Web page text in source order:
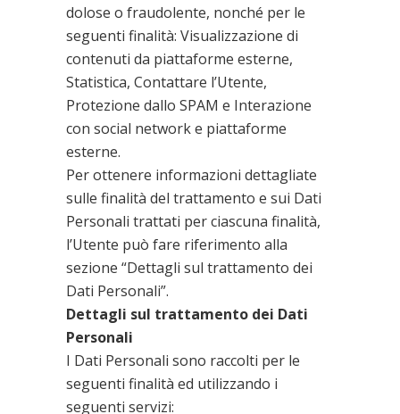
dolose o fraudolente, nonché per le
seguenti finalità: Visualizzazione di
contenuti da piattaforme esterne,
Statistica, Contattare l’Utente,
Protezione dallo SPAM e Interazione
con social network e piattaforme
esterne.
Per ottenere informazioni dettagliate
sulle finalità del trattamento e sui Dati
Personali trattati per ciascuna finalità,
l’Utente può fare riferimento alla
sezione “Dettagli sul trattamento dei
Dati Personali”.
Dettagli sul trattamento dei Dati
Personali
I Dati Personali sono raccolti per le
seguenti finalità ed utilizzando i
seguenti servizi: